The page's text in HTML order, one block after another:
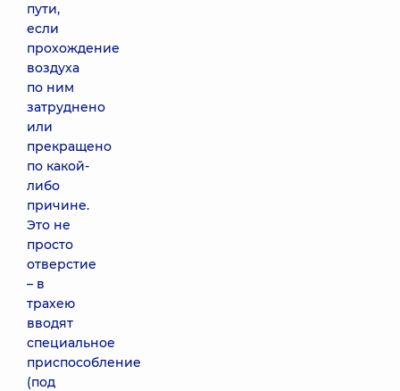
пути,
если
прохождение
воздуха
по ним
затруднено
или
прекращено
по какой-
либо
причине.
Это не
просто
отверстие
– в
трахею
вводят
специальное
приспособление
(под